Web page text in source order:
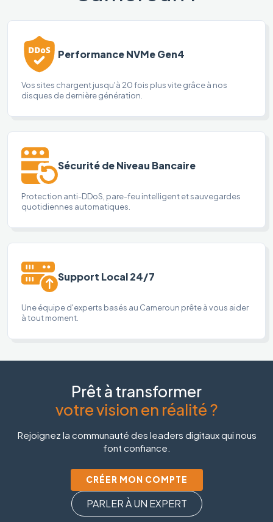
Performance NVMe Gen4
Vos sites chargent jusqu'à 20 fois plus vite grâce à nos
disques de dernière génération.
Sécurité de Niveau Bancaire
Protection anti-DDoS, pare-feu intelligent et sauvegardes
quotidiennes automatiques.
Support Local 24/7
Une équipe d'experts basés au Cameroun prête à vous aider
à tout moment.
Prêt à transformer
votre vision en réalité ?
Rejoignez la communauté des leaders digitaux qui nous
font confiance.
CRÉER MON COMPTE
PARLER À UN EXPERT